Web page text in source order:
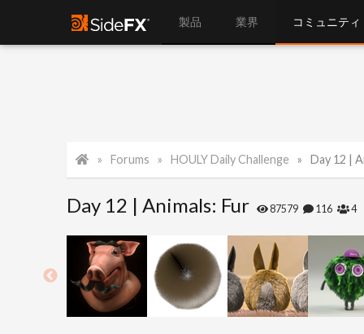
製品 業界 コミュニティ
Forums HOULY Daily Challenge Day 12 |
Day 12 | Animals: Fur 87579 116 4